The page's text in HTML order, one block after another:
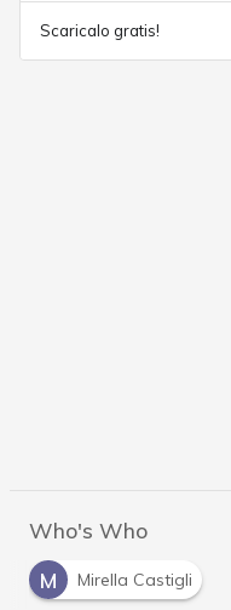
Scaricalo gratis!
Who's Who
M
Mirella Castigli